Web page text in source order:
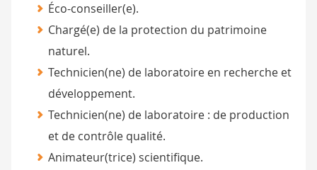
Éco-conseiller(e).
Chargé(e) de la protection du patrimoine
naturel.
Technicien(ne) de laboratoire en recherche et
développement.
Technicien(ne) de laboratoire : de production
et de contrôle qualité.
Animateur(trice) scientifique.